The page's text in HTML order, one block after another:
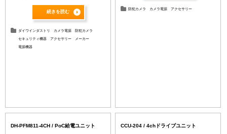
続きを読む
ダイワインダストリ カメラ電源 防犯カメラ
セキュリティ機器 アクセサリー メーカー
電源機器
防犯カメラ カメラ電源 アクセサリー
DH-PFM811-4CH / PoC給電ユニット CCU-204 / 4chドライブユニット